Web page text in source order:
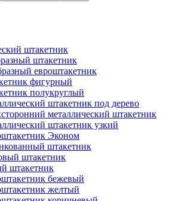
штакетник
штакетник
евроштакетник
фигурный
полукруглый
штакетник под дерево
металлический штакетник
штакетник узкий
Эконом
штакетник
штакетник
штакетник
бежевый
желтый